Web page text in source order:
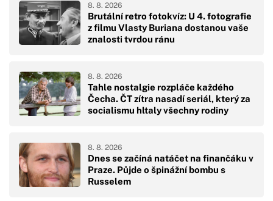
Brutální retro fotokvíz: U 4. fotografie
z filmu Vlasty Buriana dostanou vaše
znalosti tvrdou ránu
8. 8. 2026
Tahle nostalgie rozpláče každého
Čecha. ČT zítra nasadí seriál, který za
socialismu hltaly všechny rodiny
8. 8. 2026
Dnes se začíná natáčet na finančáku v
Praze. Půjde o špinážní bombu s
Russelem
8. 8. 2026